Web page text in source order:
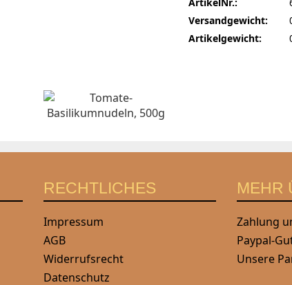
Versandgewicht:
Artikelgewicht:
RECHTLICHES
Impressum
AGB
Widerrufsrecht
Datenschutz
MEHR
Zahlung
Paypal-
Unsere